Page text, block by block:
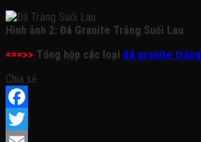
Hình ảnh 2: Đá Granite Trắng Suối Lau
===>> Tổng hộp các loại đá granite trắng
Chia sẻ
Facebook